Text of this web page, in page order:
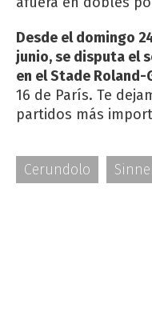
Desde el domingo
junio, se disputa el
en el Stade Roland-
16 de París. Te
partidos más
Cerundolo